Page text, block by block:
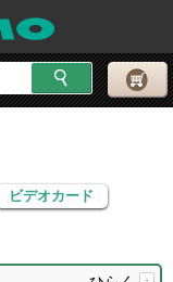
ビデオカード
ビデオカード